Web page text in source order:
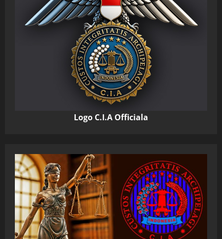
Logo C.I.A Officiala